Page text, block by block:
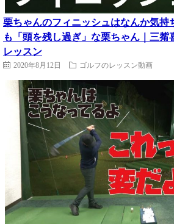
栗ちゃんのフィニッシュはなんか気持
も「頭を残し過ぎ」な栗ちゃん｜三觜
レッスン
2020年8月12日 ゴルフのレッスン動画